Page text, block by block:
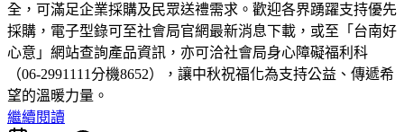
全，可滿足企業採購及民眾送禮需求。歡迎各界踴躍支持優先
採購，電子型錄可至社會局官網最新消息下載，或至「台南好
心意」網站查詢產品資訊，亦可洽社會局身心障礙福利科
（06-2991111分機8652），讓中秋祝福化為支持公益、傳遞希
望的溫暖力量。
繼續閱讀